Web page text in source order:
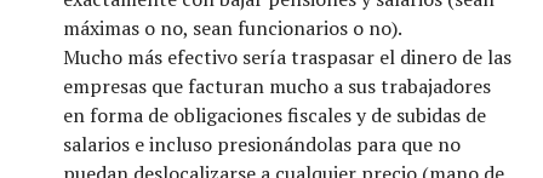
máximas o no, sean funcionarios o no).
Mucho más efectivo sería traspasar el dinero de las
empresas que facturan mucho a sus trabajadores
en forma de obligaciones fiscales y de subidas de
salarios e incluso presionándolas para que no